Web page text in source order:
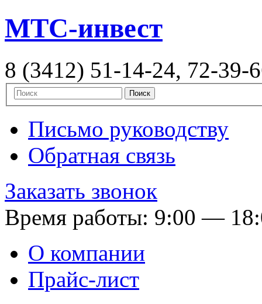
MTC-инвест
8 (3412) 51-14-24, 72-39-
Письмо руководству
Обратная связь
Заказать звонок
Время работы: 9:00 —
О компании
Прайс-лист